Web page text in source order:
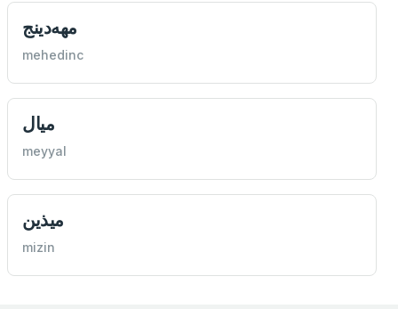
مهه‌دينج
mehedinc
ميال
meyyal
ميذين
mizin